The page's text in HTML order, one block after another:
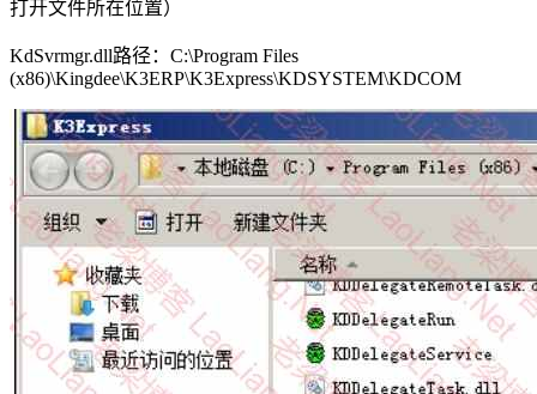
打开文件所在位置）
KdSvrmgr.dll路径：C:\Program Files
(x86)\Kingdee\K3ERP\K3Express\KDSYSTEM\KDCOM